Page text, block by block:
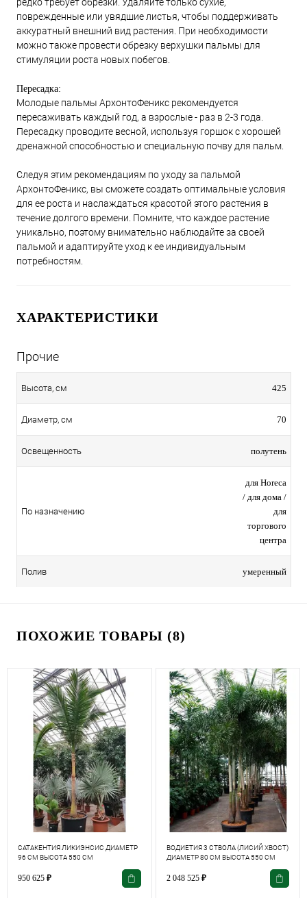
поврежденные или увядшие листья, чтобы поддерживать
аккуратный внешний вид растения. При необходимости
можно также провести обрезку верхушки пальмы для
стимуляции роста новых побегов.
Пересадка:
Молодые пальмы АрхонтоФеникс рекомендуется
пересаживать каждый год, а взрослые - раз в 2-3 года.
Пересадку проводите весной, используя горшок с хорошей
дренажной способностью и специальную почву для пальм.
Следуя этим рекомендациям по уходу за пальмой
АрхонтоФеникс, вы сможете создать оптимальные условия
для ее роста и наслаждаться красотой этого растения в
течение долгого времени. Помните, что каждое растение
уникально, поэтому внимательно наблюдайте за своей
пальмой и адаптируйте уход к ее индивидуальным
потребностям.
ХАРАКТЕРИСТИКИ
Прочие
Высота, см 425
Диаметр, см 70
Освещенность полутень
По назначению
для Horeca
/ для дома /
для
торгового
центра
Полив умеренный
ПОХОЖИЕ ТОВАРЫ (8)
САТАКЕНТИЯ ЛИКИЭНСИС ДИАМЕТР
96 СМ ВЫСОТА 550 СМ
950 625 ₽
ВОДИЕТИЯ 3 СТВОЛА (ЛИСИЙ ХВОСТ)
ДИАМЕТР 80 СМ ВЫСОТА 550 СМ
2 048 525 ₽